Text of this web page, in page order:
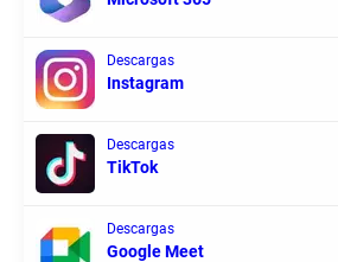
Descargas
Instagram
Descargas
TikTok
Descargas
Google Meet